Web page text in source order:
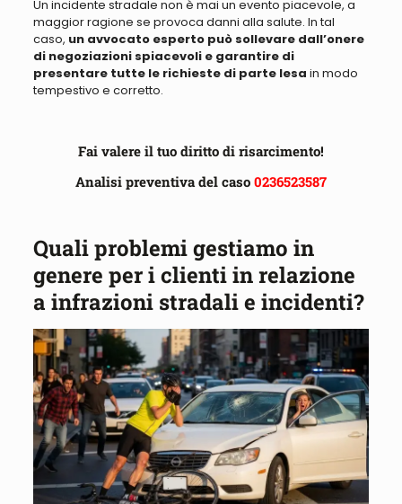
Un incidente stradale non è mai un evento piacevole, a
maggior ragione se provoca danni alla salute. In tal
caso, un avvocato esperto può sollevare dall’onere
di negoziazioni spiacevoli e garantire di
presentare tutte le richieste di parte lesa in modo
tempestivo e corretto.
Fai valere il tuo diritto di risarcimento!
Analisi preventiva del caso 0236523587
Quali problemi gestiamo in
genere per i clienti in relazione
a infrazioni stradali e incidenti?